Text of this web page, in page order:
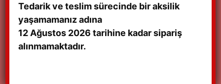
Tedarik ve teslim sürecinde bir aksilik
yaşamamanız adına
12 Ağustos 2026 tarihine kadar sipariş
alınmamaktadır.